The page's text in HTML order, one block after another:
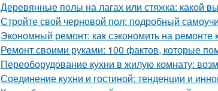
Деревянные полы на лагах или стяжка: какой
Стройте свой черновой пол: подробный
Экономный ремонт: как сэкономить на ремонте
Ремонт своими руками: 100 фактов, которые
Переоборудование кухни в жилую комнату:
Соединение кухни и гостиной: тенденции и